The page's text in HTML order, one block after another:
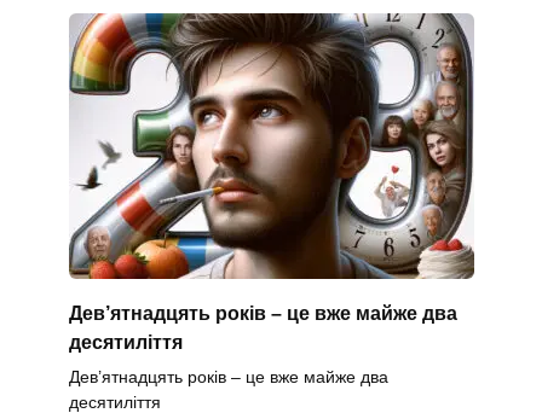
Дев’ятнадцять років – це вже майже два
десятиліття
Дев’ятнадцять років – це вже майже два
десятиліття